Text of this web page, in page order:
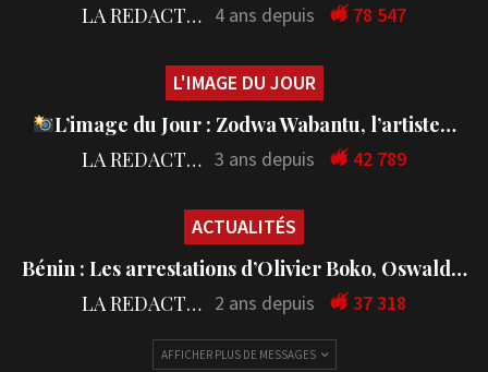
LA REDACTION 4 ans depuis 78 547
L'IMAGE DU JOUR
L’image du Jour : Zodwa Wabantu, l’artiste…
LA REDACTION 3 ans depuis 42 789
ACTUALITÉS
Bénin : Les arrestations d’Olivier Boko, Oswald…
LA REDACTION 2 ans depuis 37 318
AFFICHER PLUS DE MESSAGES